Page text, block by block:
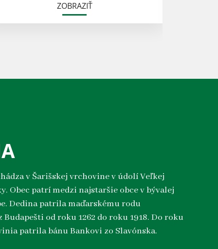
ZOBRAZIŤ
v Šarišskej vrchovine v údolí Veľkej
Obec patrí medzi najstaršie obce v bývalej
Dedina patrila maďarskému rodu
Budapešti od roku 1262 do roku 1918. Do roku
patrila bánu Bankovi zo Slavónska.